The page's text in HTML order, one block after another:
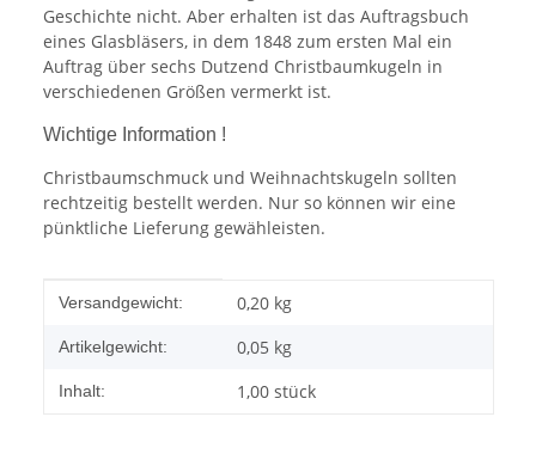
Geschichte nicht. Aber erhalten ist das Auftragsbuch
eines Glasbläsers, in dem 1848 zum ersten Mal ein
Auftrag über sechs Dutzend Christbaumkugeln in
verschiedenen Größen vermerkt ist.
Wichtige Information !
Christbaumschmuck und Weihnachtskugeln sollten
rechtzeitig bestellt werden. Nur so können wir eine
pünktliche Lieferung gewähleisten.
Produkteigenschaft
Wert
Versandgewicht: 0,20 kg
Artikelgewicht: 0,05 kg
Inhalt: 1,00 stück